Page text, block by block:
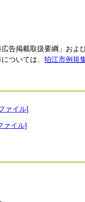
告掲載取扱要綱」およ
ついては、 狛江市例規
ァイル]
ァイル]